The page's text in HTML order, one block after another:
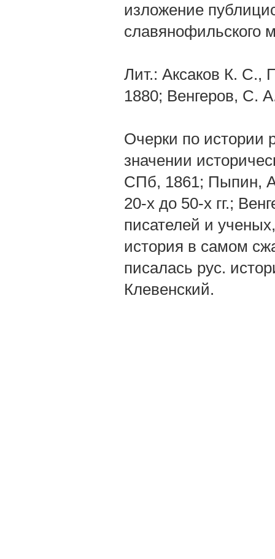
изложение
славянофильского
Лит.: Аксаков К. С.,
1880; Венгеров, С.
Очерки по истории
значении
СПб, 1861; Пыпин,
20-х до 50-х гг.;
писателей и
история в самом
писалась рус.
Клевенский.